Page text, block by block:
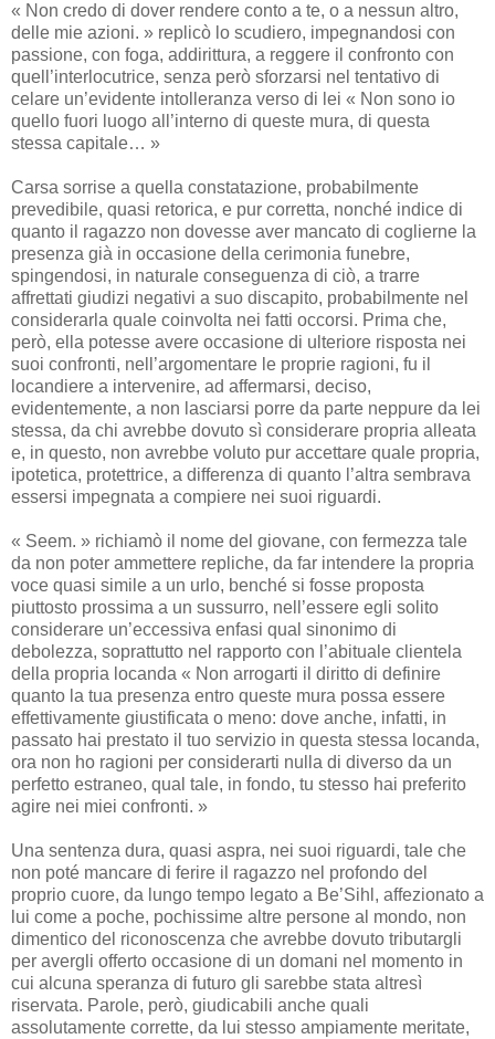
« Non credo di dover rendere conto a te, o a nessun altro,
delle mie azioni. » replicò lo scudiero, impegnandosi con
passione, con foga, addirittura, a reggere il confronto con
quell’interlocutrice, senza però sforzarsi nel tentativo di
celare un’evidente intolleranza verso di lei « Non sono io
quello fuori luogo all’interno di queste mura, di questa
stessa capitale… »
Carsa sorrise a quella constatazione, probabilmente
prevedibile, quasi retorica, e pur corretta, nonché indice di
quanto il ragazzo non dovesse aver mancato di coglierne la
presenza già in occasione della cerimonia funebre,
spingendosi, in naturale conseguenza di ciò, a trarre
affrettati giudizi negativi a suo discapito, probabilmente nel
considerarla quale coinvolta nei fatti occorsi. Prima che,
però, ella potesse avere occasione di ulteriore risposta nei
suoi confronti, nell’argomentare le proprie ragioni, fu il
locandiere a intervenire, ad affermarsi, deciso,
evidentemente, a non lasciarsi porre da parte neppure da lei
stessa, da chi avrebbe dovuto sì considerare propria alleata
e, in questo, non avrebbe voluto pur accettare quale propria,
ipotetica, protettrice, a differenza di quanto l’altra sembrava
essersi impegnata a compiere nei suoi riguardi.
« Seem. » richiamò il nome del giovane, con fermezza tale
da non poter ammettere repliche, da far intendere la propria
voce quasi simile a un urlo, benché si fosse proposta
piuttosto prossima a un sussurro, nell’essere egli solito
considerare un’eccessiva enfasi qual sinonimo di
debolezza, soprattutto nel rapporto con l’abituale clientela
della propria locanda « Non arrogarti il diritto di definire
quanto la tua presenza entro queste mura possa essere
effettivamente giustificata o meno: dove anche, infatti, in
passato hai prestato il tuo servizio in questa stessa locanda,
ora non ho ragioni per considerarti nulla di diverso da un
perfetto estraneo, qual tale, in fondo, tu stesso hai preferito
agire nei miei confronti. »
Una sentenza dura, quasi aspra, nei suoi riguardi, tale che
non poté mancare di ferire il ragazzo nel profondo del
proprio cuore, da lungo tempo legato a Be’Sihl, affezionato a
lui come a poche, pochissime altre persone al mondo, non
dimentico del riconoscenza che avrebbe dovuto tributargli
per avergli offerto occasione di un domani nel momento in
cui alcuna speranza di futuro gli sarebbe stata altresì
riservata. Parole, però, giudicabili anche quali
assolutamente corrette, da lui stesso ampiamente meritate,